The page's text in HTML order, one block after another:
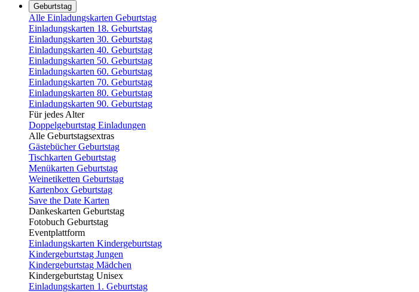
Geburtstag
Alle Einladungskarten Geburtstag
Einladungskarten 18. Geburtstag
Einladungskarten 30. Geburtstag
Einladungskarten 40. Geburtstag
Einladungskarten 50. Geburtstag
Einladungskarten 60. Geburtstag
Einladungskarten 70. Geburtstag
Einladungskarten 80. Geburtstag
Einladungskarten 90. Geburtstag
Für jedes Alter
Doppelgeburtstag Einladungen
Alle Geburtstagsextras
Gästebücher Geburtstag
Tischkarten Geburtstag
Menükarten Geburtstag
Weinetiketten Geburtstag
Kartenbox Geburtstag
Save the Date Karten
Dankeskarten Geburtstag
Fotobuch Geburtstag
Eventplattform
Einladungskarten Kindergeburtstag
Kindergeburtstag Jungen
Kindergeburtstag Mädchen
Kindergeburtstag Unisex
Einladungskarten 1. Geburtstag